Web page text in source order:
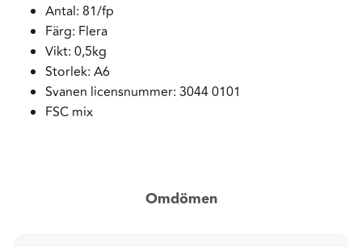
Antal: 81/fp
Färg: Flera
Vikt: 0,5kg
Storlek: A6
Svanen licensnummer: 3044 0101
FSC mix
Omdömen